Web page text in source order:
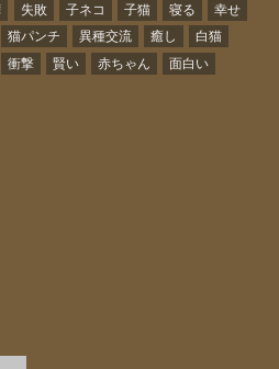
失敗 子ネコ 子猫 寝る
幸せ
猫パンチ 異種交流 癒し
白猫
衝撃 賢い 赤ちゃん
面白い